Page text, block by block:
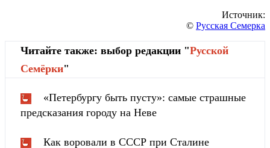
Источник:
© Русская Семерка
Читайте также: выбор редакции "Русской
Cемёрки"
«Петербургу быть пусту»: самые страшные
предсказания городу на Неве
Как воровали в СССР при Сталине